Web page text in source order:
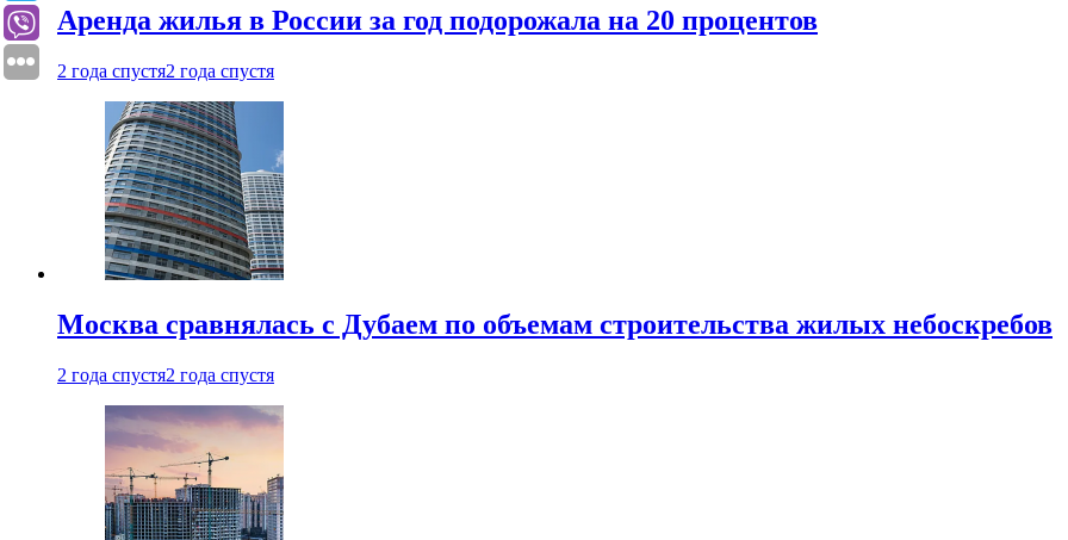
Аренда жилья в России за год подорожала на 20 процентов
2 года спустя2 года спустя
Москва сравнялась с Дубаем по объемам строительства жилых небоскребов
2 года спустя2 года спустя